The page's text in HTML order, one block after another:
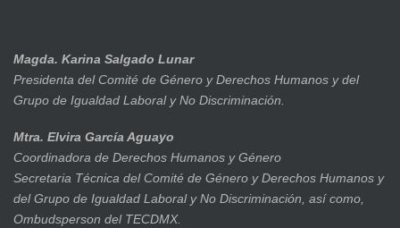
Magda. Karina Salgado Lunar
Presidenta del Comité de Género y Derechos Humanos y del
Grupo de Igualdad Laboral y No Discriminación.
Mtra. Elvira García Aguayo
Coordinadora de Derechos Humanos y Género
Secretaria Técnica del Comité de Género y Derechos Humanos y
del Grupo de Igualdad Laboral y No Discriminación, así como,
Ombudsperson del TECDMX.